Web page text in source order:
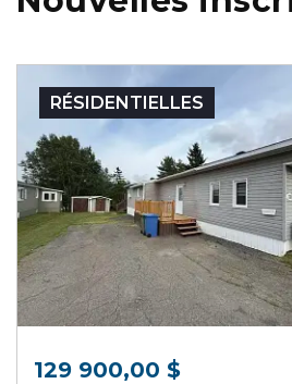
RÉSIDENTIELLES
129 900,00 $